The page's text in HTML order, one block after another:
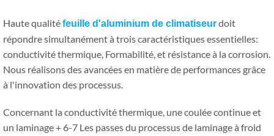
Haute qualitéfeuille d'aluminium de climatiseurdoit
répondre simultanément à trois caractéristiques essentielles:
conductivité thermique, Formabilité, et résistance à la corrosion.
Nous réalisons des avancées en matière de performances grâce
à l'innovation des processus.
Concernant la conductivité thermique, une coulée continue et
un laminage + 6-7 Les passes du processus de laminage à froid